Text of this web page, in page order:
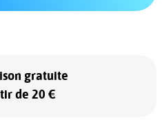
gratuite
de 20 €